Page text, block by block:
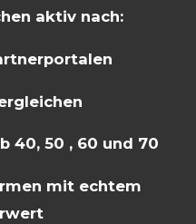
aktiv nach:
40, 50 , 60 und 70
mit echtem